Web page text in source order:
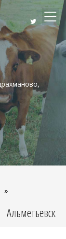
»
Альметьевск